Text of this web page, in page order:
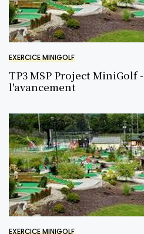
EXERCICE MINIGOLF
TP3 MSP Project MiniGolf
l'avancement
EXERCICE MINIGOLF